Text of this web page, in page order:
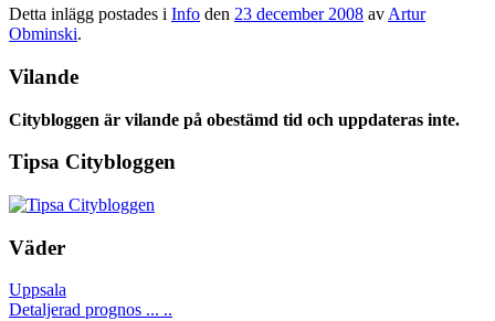
Detta inlägg postades i Info den 23 december 2008 av Artur
Obminski.
Vilande
Citybloggen är vilande på obestämd tid och uppdateras inte.
Tipsa Citybloggen
Väder
Uppsala
Detaljerad prognos ... ..